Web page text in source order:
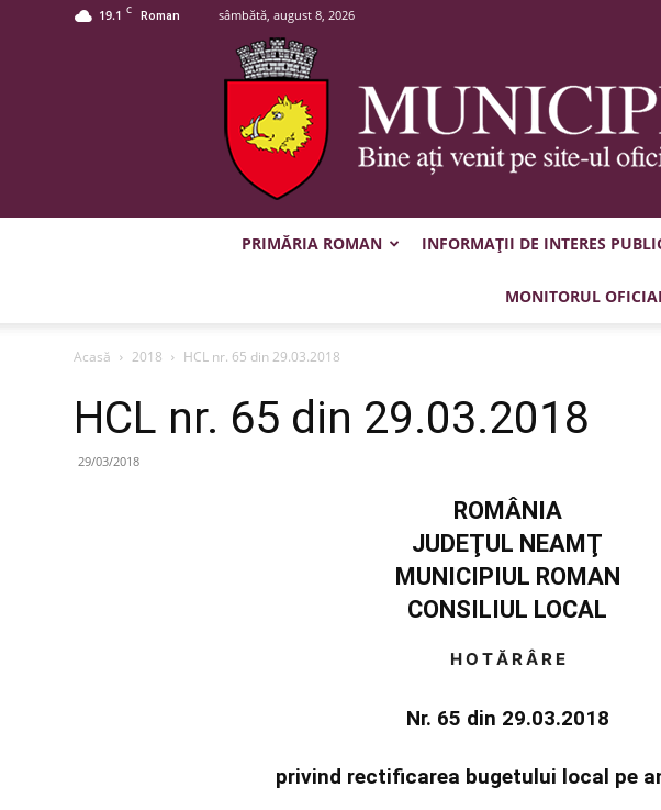
19.1 C Roman sâmbătă, august 8, 2026
PRIMĂRIA ROMAN INFORMAȚII DE INTERES
MONITORUL
Acasă 2018 HCL nr. 65 din 29.03.2018
HCL nr. 65 din 29.03.2018
29/03/2018
ROMÂNIA
JUDEŢUL NEAMŢ
MUNICIPIUL ROMAN
CONSILIUL LOCAL
H O T Ă R Â R E
Nr. 65 din 29.03.2018
privind rectificarea bugetului local pe